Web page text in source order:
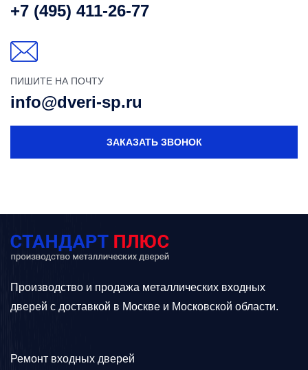
+7 (495) 411-26-77
ПИШИТЕ НА ПОЧТУ
info@dveri-sp.ru
ЗАКАЗАТЬ ЗВОНОК
Производство и продажа металлических входных
дверей с доставкой в Москве и Московской области.
Ремонт входных дверей